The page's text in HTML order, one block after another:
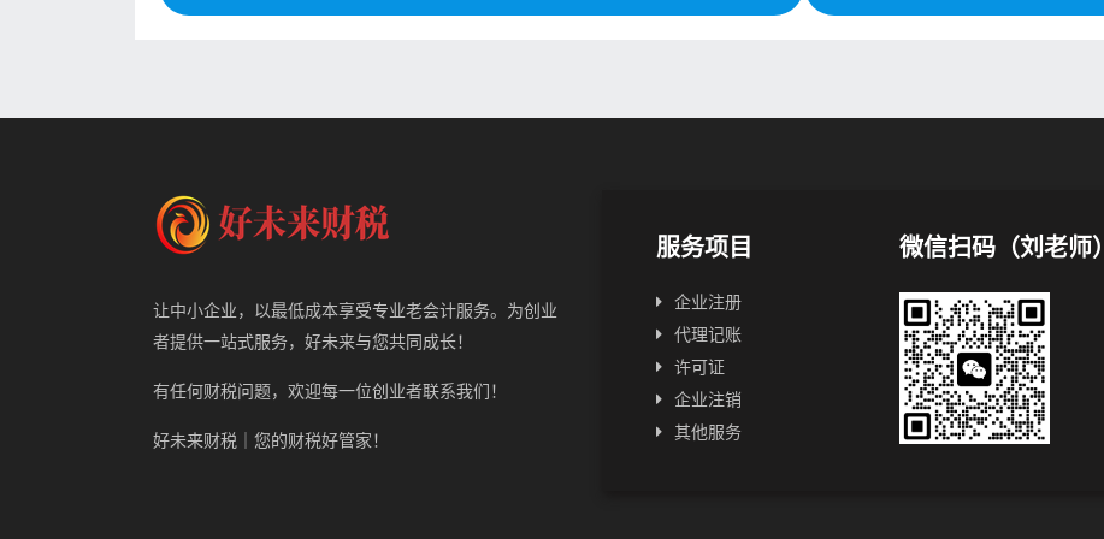
让中小企业，以最低成本享受专业老会计服务。为创业
者提供一站式服务，好未来与您共同成长！
有任何财税问题，欢迎每一位创业者联系我们！
好未来财税｜您的财税好管家！
服务项目
企业注册
代理记账
许可证
企业注销
其他服务
微信扫码（刘老师）